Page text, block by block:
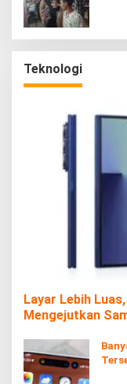
Teknologi
Layar Lebih
Mengejutkan